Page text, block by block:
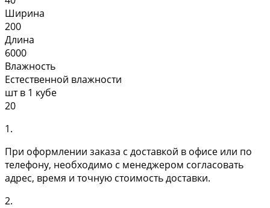
Ширина
200
Длина
6000
Влажность
Естественной влажности
шт в 1 кубе
20
1.
При оформлении заказа с доставкой в офисе или по
телефону, необходимо с менеджером согласовать
адрес, время и точную стоимость доставки.
2.